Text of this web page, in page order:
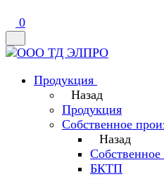
0
Продукция
Назад
Продукция
Собственное
Назад
Собственное
БКТП